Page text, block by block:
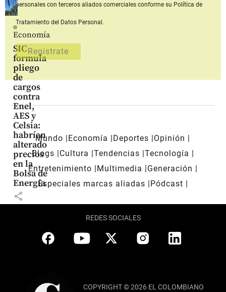
Economía
SIC
formula
pliego
de
cargos
contra
Enel,
AES y
Celsia:
habrían
alterado
precios
en la
Bolsa de
Energía
share
personales con terceros aliados comerciales conforme su Política de
Tratamiento del Datos Personal.
Mundo Economía Deportes
Opinión
Blogs
Cultura Tendencias Tecnología
Entretenimiento
Multimedia
Generación
Especiales marcas aliadas
Pódcast
REDES SOCIALES
COPYRIGHT © 2026 EL COLOMBIANO